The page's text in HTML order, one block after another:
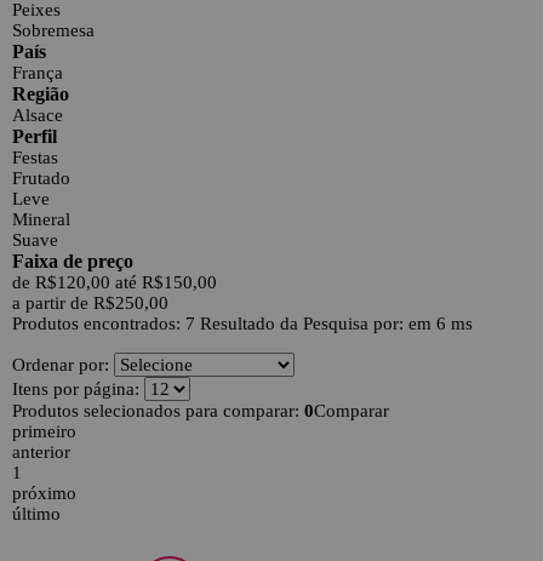
Peixes
Sobremesa
País
França
Região
Alsace
Perfil
Festas
Frutado
Leve
Mineral
Suave
Faixa de preço
de R$120,00 até R$150,00
a partir de R$250,00
Produtos encontrados: 7 Resultado da Pesquisa por: em 6 ms
Ordenar por:
Itens por página:
Produtos selecionados para comparar: 0Comparar
primeiro
anterior
1
próximo
último